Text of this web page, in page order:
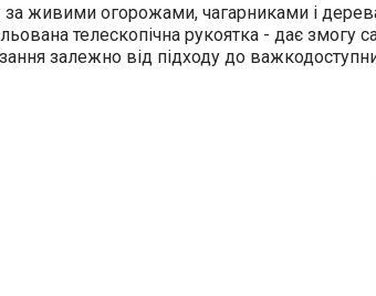
живими огорожами, чагарниками і
телескопічна рукоятка - дає
залежно від підходу до